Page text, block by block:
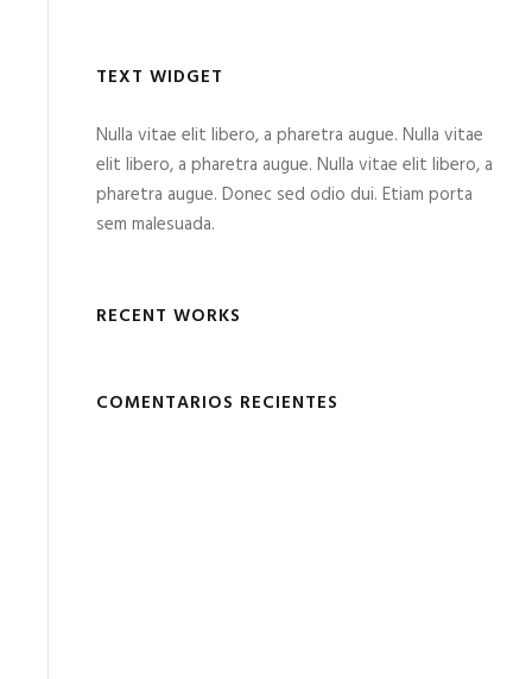
TEXT WIDGET
Nulla vitae elit libero, a pharetra augue. Nulla vitae
elit libero, a pharetra augue. Nulla vitae elit libero, a
pharetra augue. Donec sed odio dui. Etiam porta
sem malesuada.
RECENT WORKS
COMENTARIOS RECIENTES